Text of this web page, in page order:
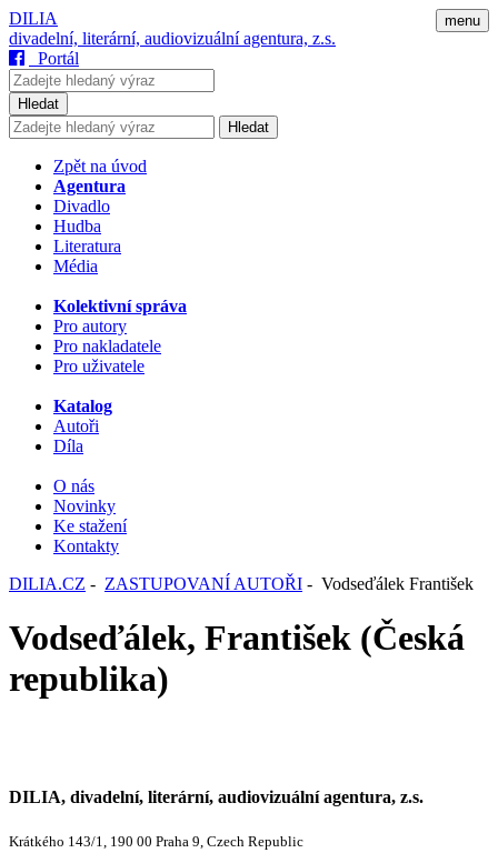
menu
DILIA
divadelní, literární, audiovizuální agentura, z.s.
Portál
Hledat
Hledat
Zpět na úvod
Agentura
Divadlo
Hudba
Literatura
Média
Kolektivní správa
Pro autory
Pro nakladatele
Pro uživatele
Katalog
Autoři
Díla
O nás
Novinky
Ke stažení
Kontakty
DILIA.CZ - ZASTUPOVANÍ AUTOŘI - Vodseďálek František
Vodseďálek, František (Česká
republika)
DILIA, divadelní, literární, audiovizuální agentura, z.s.
Krátkého 143/1, 190 00 Praha 9, Czech Republic